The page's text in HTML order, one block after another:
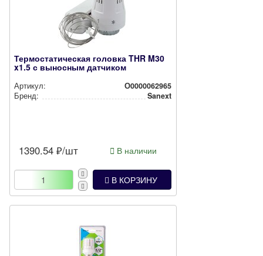
Термостатическая головка THR M30
x1.5 с выносным датчиком
Артикул:
О0000062965
Бренд:
Sanext
1390.54 ₽/шт В наличии
В КОРЗИНУ